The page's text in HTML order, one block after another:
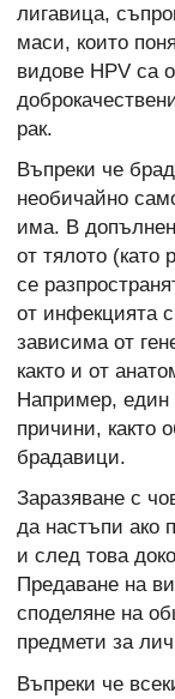
лигавица,
маси, които
видове HPV са
рак.
Въпреки че
необичайно
има. В
от тялото (като
се
от инфекцията
зависима от
както и от
Например,
причини, както
брадавици.
Заразяване с
да настъпи ако
и след това
Предаване на
споделяне на
предмети за
Въпреки че